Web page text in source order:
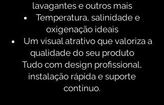
lavagantes e outros mais
Temperatura, salinidade e
oxigenação ideais
Um visual atrativo que valoriza a
qualidade do seu produto
Tudo com design profissional,
instalação rápida e suporte
contínuo.